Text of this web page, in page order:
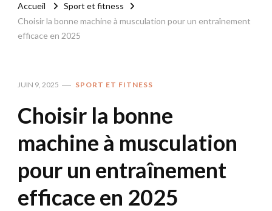
Accueil
Sport et fitness
Choisir la bonne machine à musculation pour un entraînement
efficace en 2025
JUIN 9, 2025 SPORT ET FITNESS
Choisir la bonne
machine à musculation
pour un entraînement
efficace en 2025